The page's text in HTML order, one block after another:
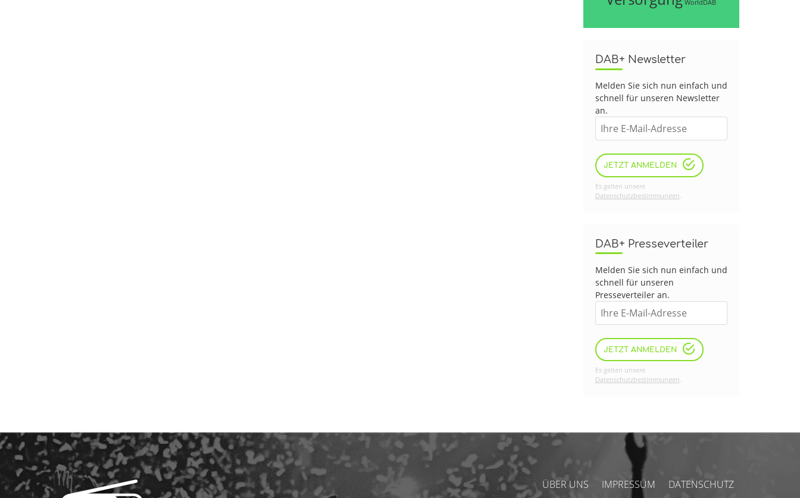
WorldDAB
DAB+ Newsletter
Melden Sie sich nun einfach und
schnell für unseren Newsletter
an.
JETZT ANMELDEN
Es gelten unsere
Datenschutzbestimmungen
DAB+ Presseverteiler
Melden Sie sich nun einfach und
schnell für unseren
Presseverteiler an.
JETZT ANMELDEN
Es gelten unsere
Datenschutzbestimmungen.
ÜBER UNS IMPRESSUM DATENSCHUTZ